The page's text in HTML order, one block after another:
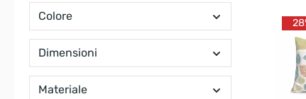
Colore
Dimensioni
Materiale